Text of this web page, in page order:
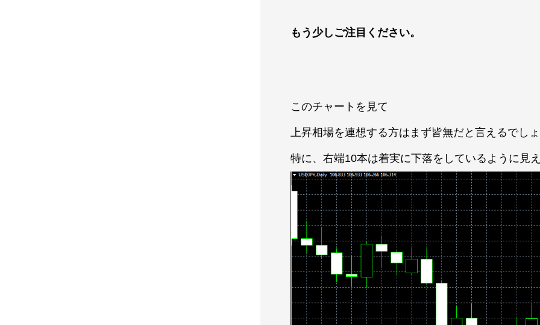
もう少しご注目ください。
このチャートを見て
上昇相場を連想する方はまず皆無だと言えるでし
特に、右端10本は着実に下落をしているように見